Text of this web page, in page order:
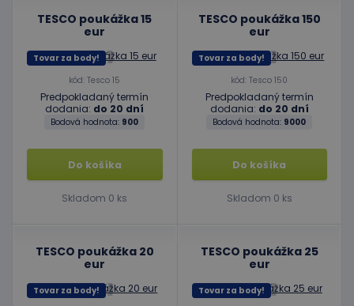
TESCO poukážka 15
eur
Tovar za body!
kód: Tesco 15
Predpokladaný termín
dodania: do 20 dní
Bodová hodnota: 900
Do košíka
Skladom 0 ks
TESCO poukážka 150
eur
Tovar za body!
kód: Tesco 150
Predpokladaný termín
dodania: do 20 dní
Bodová hodnota: 9000
Do košíka
Skladom 0 ks
TESCO poukážka 20
eur
Tovar za body!
TESCO poukážka 25
eur
Tovar za body!